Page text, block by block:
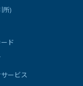
所)
ド
ービス